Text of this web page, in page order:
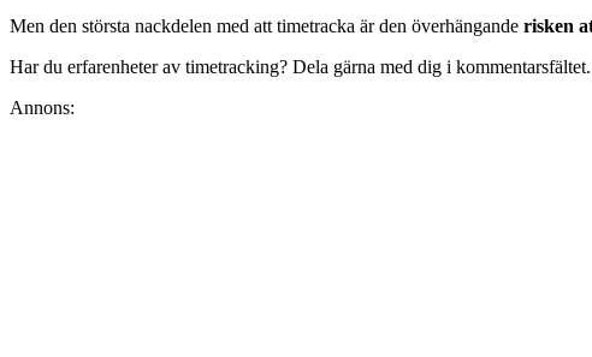
Men den största nackdelen med att timetracka är den överhängande risken
Har du erfarenheter av timetracking? Dela gärna med dig i kommentarsfältet.
Annons: